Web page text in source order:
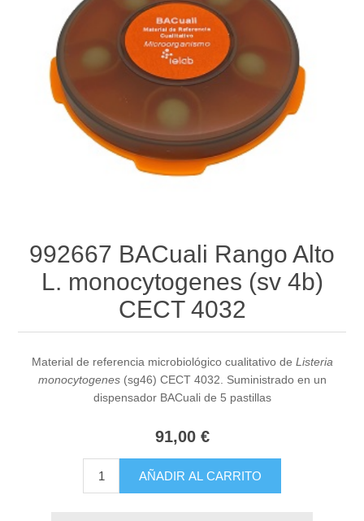
992667 BACuali Rango Alto
L. monocytogenes (sv 4b)
CECT 4032
Material de referencia microbiológico cualitativo de Listeria
monocytogenes(sg46) CECT 4032. Suministrado en un
dispensador BACuali de 5 pastillas
91,00 €
AÑADIR AL CARRITO